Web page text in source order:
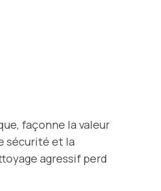
façonne la valeur
sécurité et la
agressif perd